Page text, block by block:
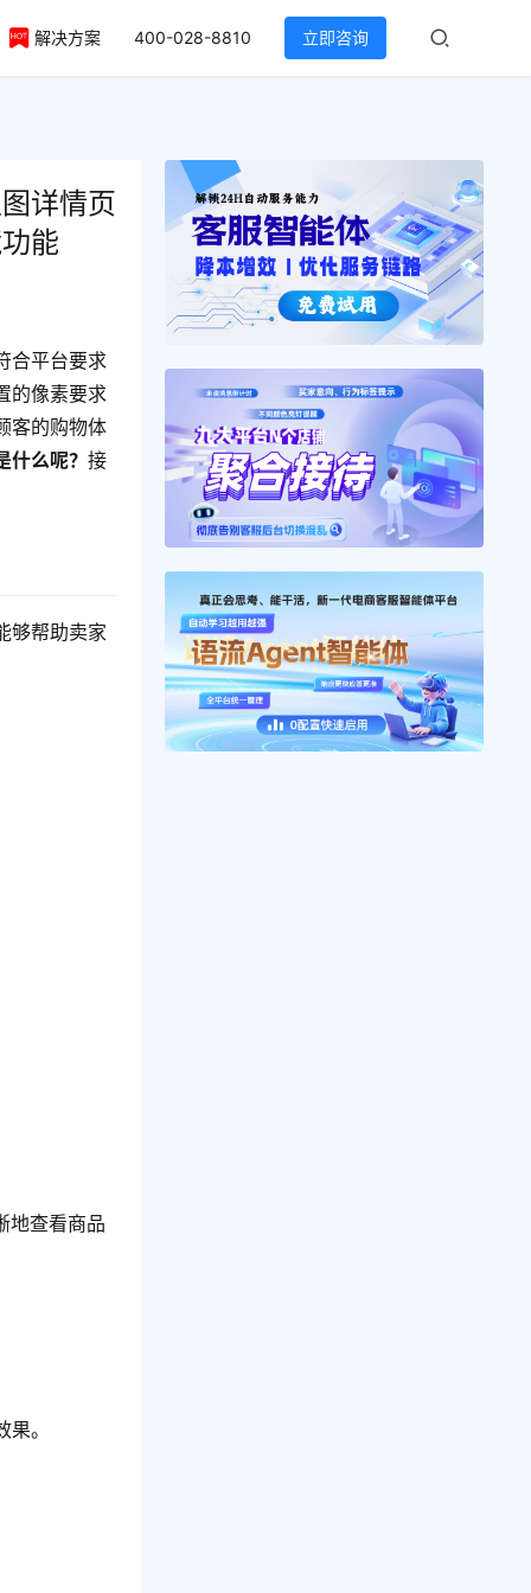
解决方案 400-028-8810 立即咨询
详情页
能
合平台要求
的像素要求
客的购物体
什么呢？接
够帮助卖家
地查看商品
。